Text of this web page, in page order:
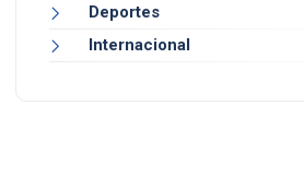
Deportes
Internacional